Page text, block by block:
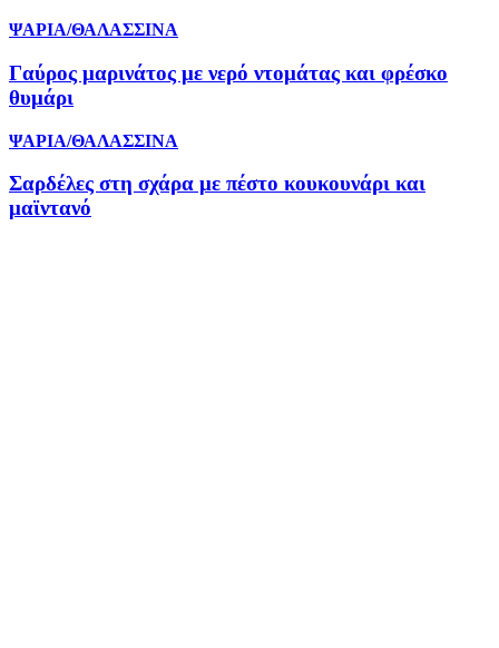
ΨΑΡΙΑ/ΘΑΛΑΣΣΙΝΑ
Γαύρος μαρινάτος με νερό ντομάτας και φρέσκο
θυμάρι
ΨΑΡΙΑ/ΘΑΛΑΣΣΙΝΑ
Σαρδέλες στη σχάρα με πέστο κουκουνάρι και
μαϊντανό